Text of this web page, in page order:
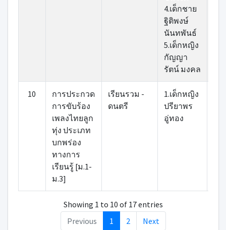
4.เด็กชาย
ฐิติพงษ์
นันทพันธ์
5.เด็กหญิง
กัญญา
รัตน์ มงคล
10
การประกวด
การขับร้อง
เพลงไทยลูก
ทุ่ง ประเภท
บกพร่อง
ทางการ
เรียนรู้ [ม.1-
ม.3]
เรียนรวม -
ดนตรี
1.เด็กหญิง
ปรียาพร
อู่ทอง
Showing 1 to 10 of 17 entries
Previous
1 2 Next